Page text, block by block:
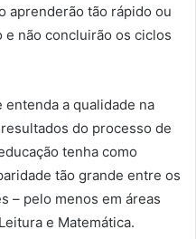
aprenderão tão rápido ou
e não concluirão os ciclos
a qualidade na
do processo de
tenha como
tão grande entre os
– pelo menos em áreas
e Matemática.